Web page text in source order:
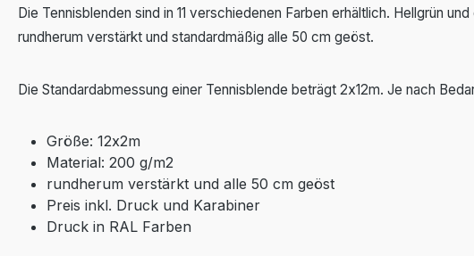
Die Tennisblenden sind in 11 verschiedenen Farben erhältlich. Hellgrün
rundherum verstärkt und standardmäßig alle 50 cm geöst.
Die Standardabmessung einer Tennisblende beträgt 2x12m. Je nach
Größe: 12x2m
Material: 200 g/m2
rundherum verstärkt und alle 50 cm geöst
Preis inkl. Druck und Karabiner
Druck in RAL Farben